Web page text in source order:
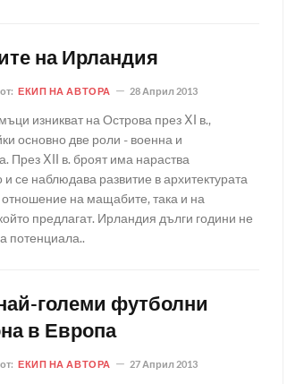
на Ирландия
ЕКИП НА АВТОРА 28 Април 2013
изникват на Острова през XI в.,
основно две роли - военна и
През XII в. броят има нараства
се наблюдава развитие в архитектурата
отношение на мащабите, така и на
предлагат. Ирландия дълги години не
потенциала..
големи футболни
в Европа
ЕКИП НА АВТОРА 27 Април 2013